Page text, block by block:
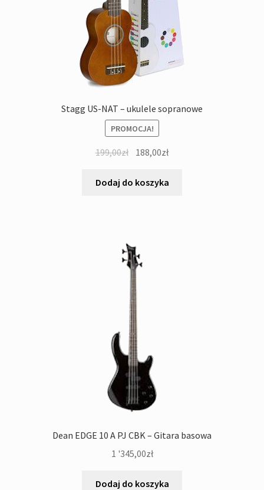
Stagg US-NAT – ukulele sopranowe
PROMOCJA!
199,00zł Pierwotna
wynosiła:
188,00złAktualna
wynosi:
Dodaj do koszyka
Dean EDGE 10 A PJ CBK – Gitara basowa
1 '345,00zł
Dodaj do koszyka